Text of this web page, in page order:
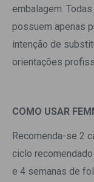
embalagem.
possuem apenas
intenção de
orientações
COMO USAR
Recomenda-se 2
ciclo
e 4 semanas de